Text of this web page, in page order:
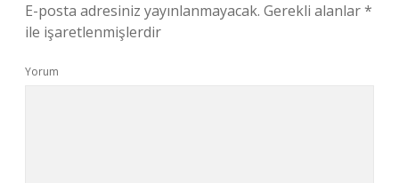
E-posta adresiniz yayınlanmayacak. Gerekli alanlar*
ile işaretlenmişlerdir
Yorum